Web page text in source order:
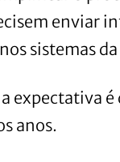
enviar
sistemas
expectativa é
anos.